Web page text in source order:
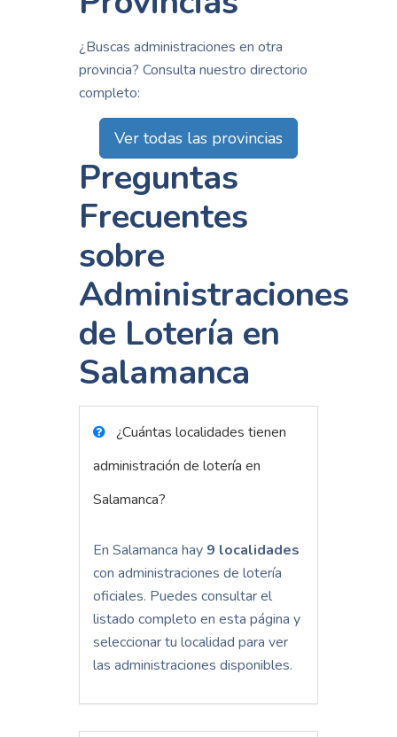
¿Buscas administraciones en otra
provincia? Consulta nuestro directorio
completo:
Ver todas las provincias
Preguntas
Frecuentes
sobre
Administraciones
de Lotería en
Salamanca
¿Cuántas localidades tienen
administración de lotería en
Salamanca?
En Salamanca hay 9 localidades
con administraciones de lotería
oficiales. Puedes consultar el
listado completo en esta página y
seleccionar tu localidad para ver
las administraciones disponibles.